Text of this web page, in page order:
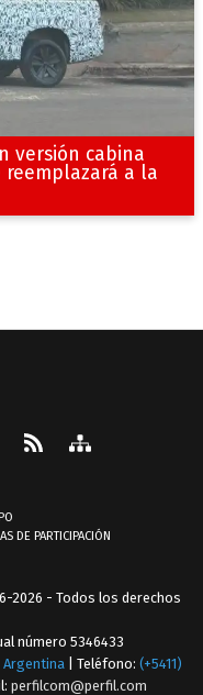
versión cabina
a la
DE PARTICIPACIÓN
2026 - Todos los derechos
número 5346433
Argentina | Teléfono: (+5411)
perfilcom@perfil.com